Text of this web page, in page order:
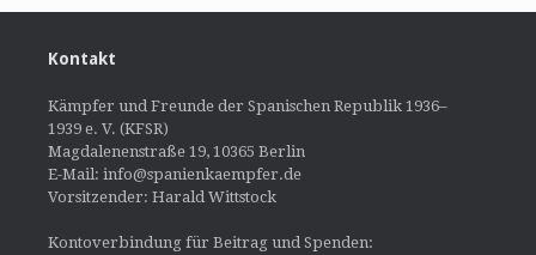
Kontakt
Kämpfer und Freunde der Spanischen Republik 1936–
1939 e. V. (KFSR)
Magdalenenstraße 19, 10365 Berlin
E-Mail: info@spanienkaempfer.de
Vorsitzender: Harald Wittstock
Kontoverbindung für Beitrag und Spenden: